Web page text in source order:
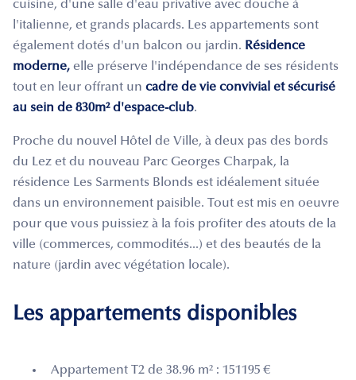
cuisine, d'une salle d'eau privative avec douche à
l'italienne, et grands placards. Les appartements sont
également dotés d'un balcon ou jardin. Résidence
moderne, elle préserve l'indépendance de ses résidents
tout en leur offrant un cadre de vie convivial et sécurisé
au sein de 830m² d'espace-club.
Proche du nouvel Hôtel de Ville, à deux pas des bords
du Lez et du nouveau Parc Georges Charpak, la
résidence Les Sarments Blonds est idéalement située
dans un environnement paisible. Tout est mis en oeuvre
pour que vous puissiez à la fois profiter des atouts de la
ville (commerces, commodités...) et des beautés de la
nature (jardin avec végétation locale).
Les appartements disponibles
Appartement T2 de 38.96 m² : 151195 €